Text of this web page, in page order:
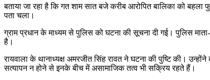
बताया जा रहा है कि गत शाम सात बजे करीब आरोपित बालिका को
पता चला।
ग्राम प्रधान के माध्यम से पुलिस को घटना की सूचना दी गई। पुलिस
है।
रायवाला के थानाध्यक्ष अमरजीत सिंह रावत ने घटना की पुष्टि की।
सत्यापन न होने से इनके बीच में असामाजिक तत्व भी सक्रिय रहते हैं।